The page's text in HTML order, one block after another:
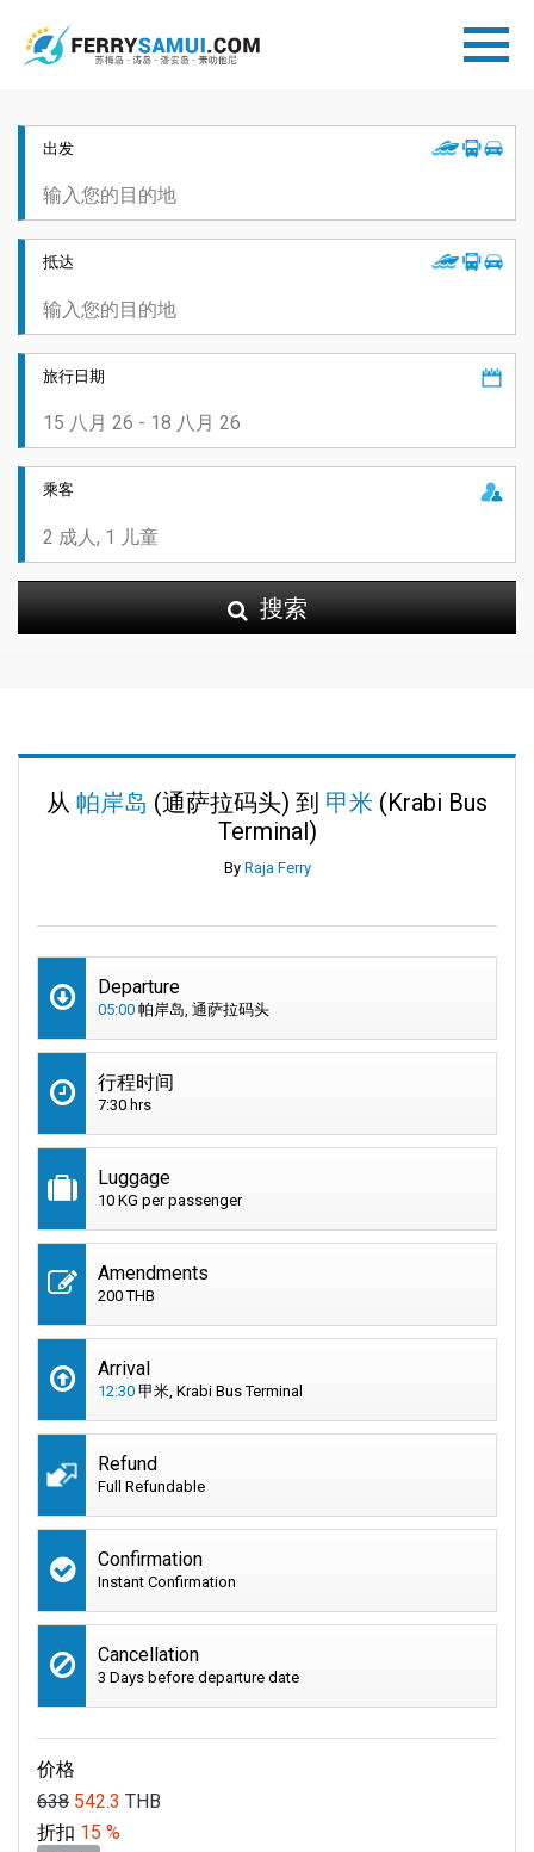
出发
抵达
旅行日期
乘客
搜索
从 帕岸岛 (通萨拉码头) 到 甲米 (Krabi Bus
Terminal)
By Raja Ferry
Departure
05:00 帕岸岛, 通萨拉码头
行程时间
7:30 hrs
Luggage
10 KG per passenger
Amendments
200 THB
Arrival
12:30 甲米, Krabi Bus Terminal
Refund
Full Refundable
Confirmation
Instant Confirmation
Cancellation
3 Days before departure date
价格
638 542.3 THB
折扣 15 %